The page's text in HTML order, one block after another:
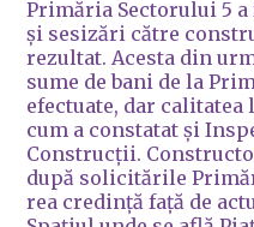
Primăria Sectorului 5
și sesizări către
rezultat. Acesta din
sume de bani de la
efectuate, dar calitatea
cum a constatat și
Construcții.
după solicitările
rea credință față de